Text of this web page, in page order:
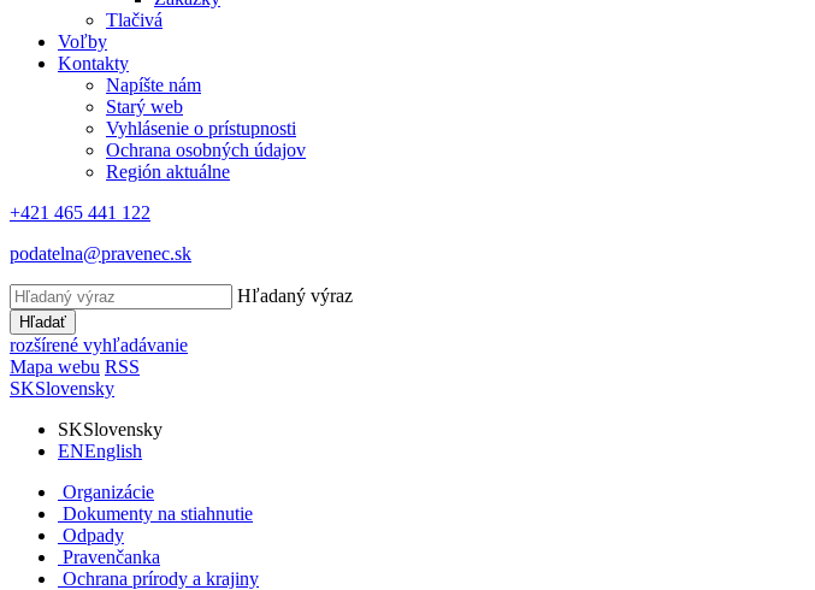
Tlačivá
Voľby
Kontakty
Napíšte nám
Starý web
Vyhlásenie o prístupnosti
Ochrana osobných údajov
Región aktuálne
+421 465 441 122
podatelna@pravenec.sk
Hľadaný výraz
Hľadať
rozšírené vyhľadávanie
Mapa webu RSS
SKSlovensky
SKSlovensky
ENEnglish
Organizácie
Dokumenty na stiahnutie
Odpady
Pravenčanka
Ochrana prírody a krajiny